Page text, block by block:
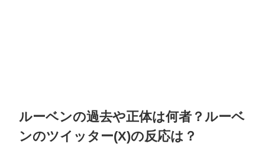
ルーベンの過去や正体は何者？ルーベ
ンのツイッター(X)の反応は？